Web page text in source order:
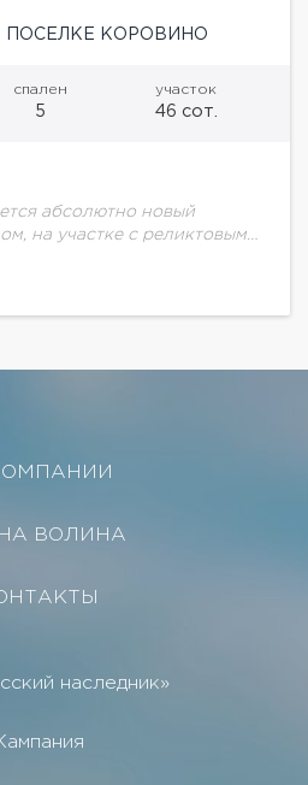
КОРОВИНО
спален
5
участок
46 сот.
абсолютно новый
на участке с реликтовым
сад, столовая, кухня,
ВОЛИНА
наследник»